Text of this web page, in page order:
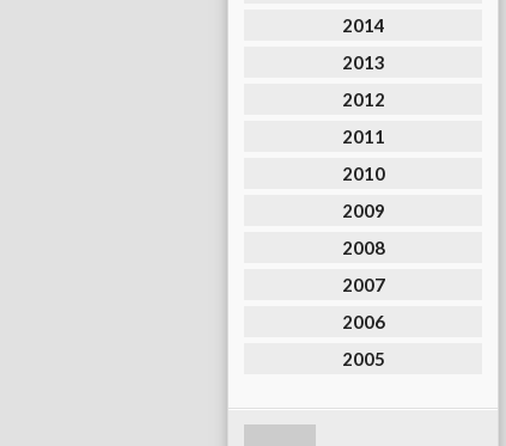
2014
2013
2012
2011
2010
2009
2008
2007
2006
2005